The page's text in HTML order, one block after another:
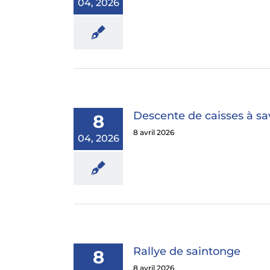
04, 2026
8
04, 2026
Descente de caisses à
8 avril 2026
8 Rallye de saintonge
8 avril 2026